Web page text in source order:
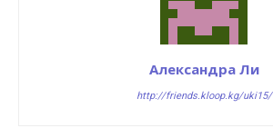
Александра Ли
http://friends.kloop.kg/uki15/